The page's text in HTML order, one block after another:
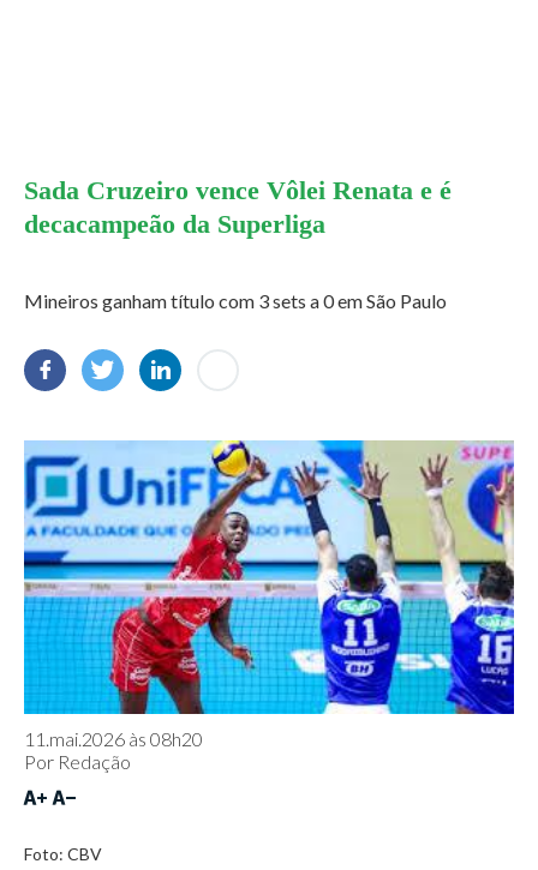
Sada Cruzeiro vence Vôlei Renata e é
decacampeão da Superliga
Mineiros ganham título com 3 sets a 0 em São Paulo
11.mai.2026 às 08h20
Por Redação
Foto: CBV